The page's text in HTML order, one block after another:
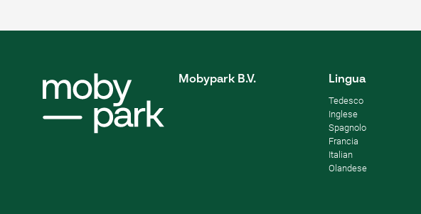
Mobypark B.V. Lingua
Tedesco
Inglese
Spagnolo
Francia
Italian
Olandese